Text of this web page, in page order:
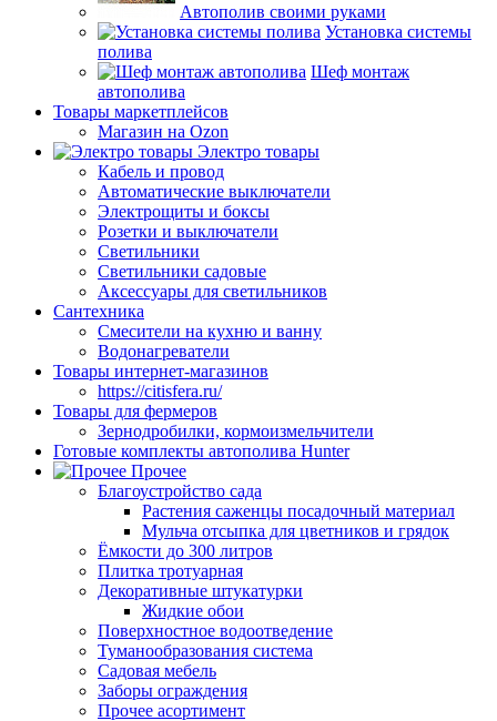
Автополив своими руками
Установка системы
полива
Шеф монтаж
автополива
Товары маркетплейсов
Магазин на Ozon
Электро товары
Кабель и провод
Автоматические выключатели
Электрощиты и боксы
Розетки и выключатели
Светильники
Светильники садовые
Аксессуары для светильников
Сантехника
Смесители на кухню и ванну
Водонагреватели
Товары интернет-магазинов
https://citisfera.ru/
Товары для фермеров
Зернодробилки, кормоизмельчители
Готовые комплекты автополива Hunter
Прочее
Благоустройство сада
Растения саженцы посадочный материал
Мульча отсыпка для цветников и грядок
Ёмкости до 300 литров
Плитка тротуарная
Декоративные штукатурки
Жидкие обои
Поверхностное водоотведение
Туманообразования система
Садовая мебель
Заборы ограждения
Прочее асортимент